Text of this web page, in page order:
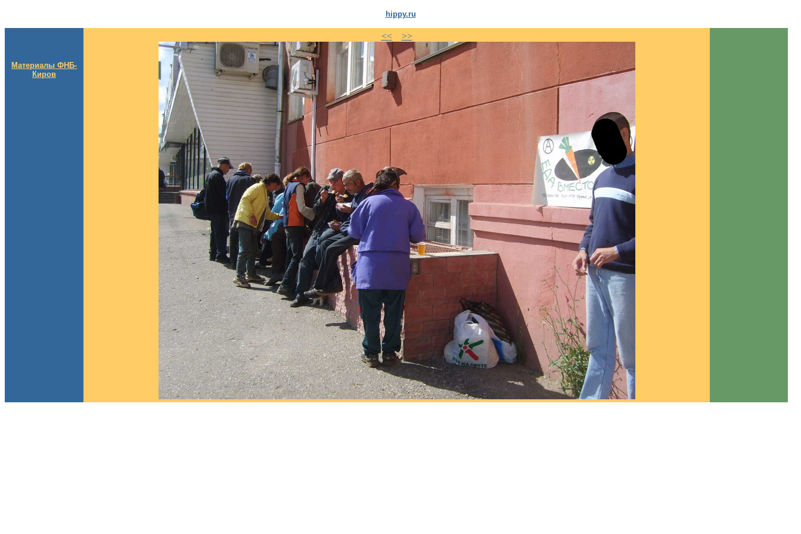
hippy.ru
Материалы ФНБ-
Киров
<< >>